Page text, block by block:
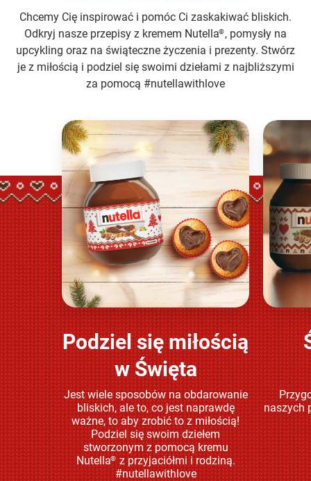
Chcemy Cię inspirować i pomóc Ci zaskakiwać bliskich.
Odkryj nasze przepisy z kremem Nutella®, pomysły na
upcykling oraz na świąteczne życzenia i prezenty. Stwórz
je z miłością i podziel się swoimi dziełami z najbliższymi
za pomocą #nutellawithlove
Sprawdź
Podziel się miłością
w Święta
Jest wiele sposobów na obdarowanie
bliskich, ale to, co jest naprawdę
ważne, to aby zrobić to z miłością!
Podziel się swoim dziełem
stworzonym z pomocą kremu
Nutella®z przyjaciółmi i rodziną.
#nutellawithlove
naszych